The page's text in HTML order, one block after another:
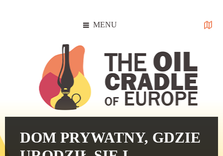
MENU
DOM PRYWATNY, GDZIE